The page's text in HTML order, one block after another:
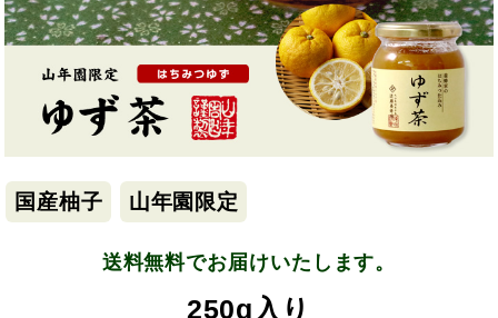
国産柚子 山年園限定
送料無料でお届けいたします。
250g入り